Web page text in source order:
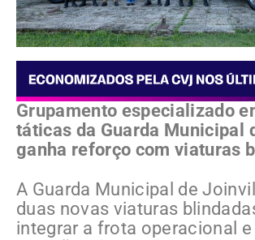
Grupamento especializado
táticas da Guarda Municipal
ganha reforço com viaturas
A Guarda Municipal de
duas novas viaturas
integrar a frota operacional